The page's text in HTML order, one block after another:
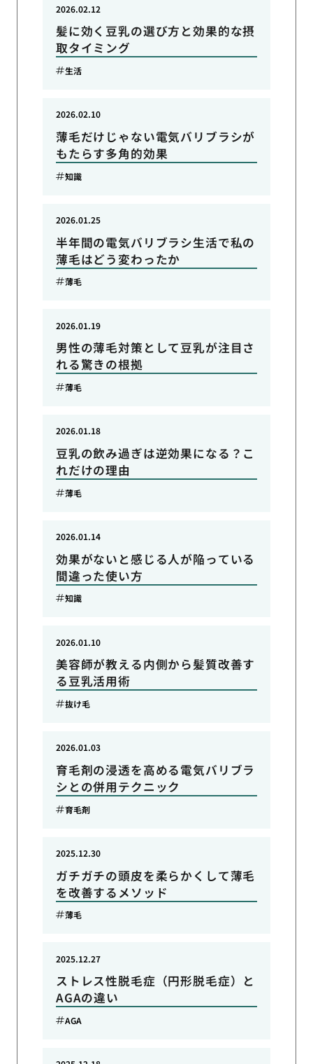
髪に効く豆乳の選び方と効果的な摂
取タイミング
2026.02.12
生活
薄毛だけじゃない電気バリブラシが
もたらす多角的効果
2026.02.10
知識
半年間の電気バリブラシ生活で私の
薄毛はどう変わったか
2026.01.25
薄毛
男性の薄毛対策として豆乳が注目さ
れる驚きの根拠
2026.01.19
薄毛
豆乳の飲み過ぎは逆効果になる？こ
れだけの理由
2026.01.18
薄毛
効果がないと感じる人が陥っている
間違った使い方
2026.01.14
知識
美容師が教える内側から髪質改善す
る豆乳活用術
2026.01.10
抜け毛
育毛剤の浸透を高める電気バリブラ
シとの併用テクニック
2026.01.03
育毛剤
ガチガチの頭皮を柔らかくして薄毛
を改善するメソッド
2025.12.30
薄毛
ストレス性脱毛症（円形脱毛症）と
AGAの違い
2025.12.27
AGA